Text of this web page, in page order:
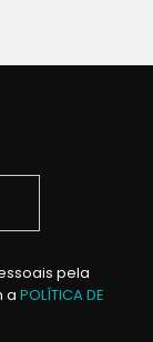
pela
a POLÍTICA DE